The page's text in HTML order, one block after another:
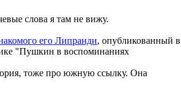
слова я там не вижу.
его Липранди, опубликованный в
"Пушкин в воспоминаниях
тоже про южную ссылку. Она